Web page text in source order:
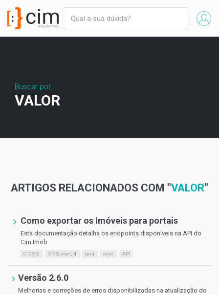
Buscar por:
VALOR
ARTIGOS RELACIONADOS COM "VALOR"
Como exportar os Imóveis para portais
Esta documentação detalha os endpoints disponíveis na API do
Cim Imob
O CMS CMS user_id para valor API
Versão 2.6.0
Melhorias e correções de erros disponibilizadas na atualização do